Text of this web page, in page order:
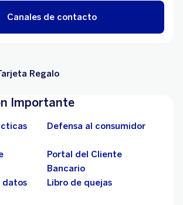
Canales de contacto
Regalo
Importante
Defensa al consumidor
Portal del Cliente
Bancario
datos
Libro de quejas